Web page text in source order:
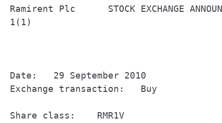
Ramirent Plc      STOCK EXCHANGE ANNOUNCEMENT		29 September 2010
1(1)
Date:	29 September 2010
Exchange transaction:	Buy
Share class:	RMR1V